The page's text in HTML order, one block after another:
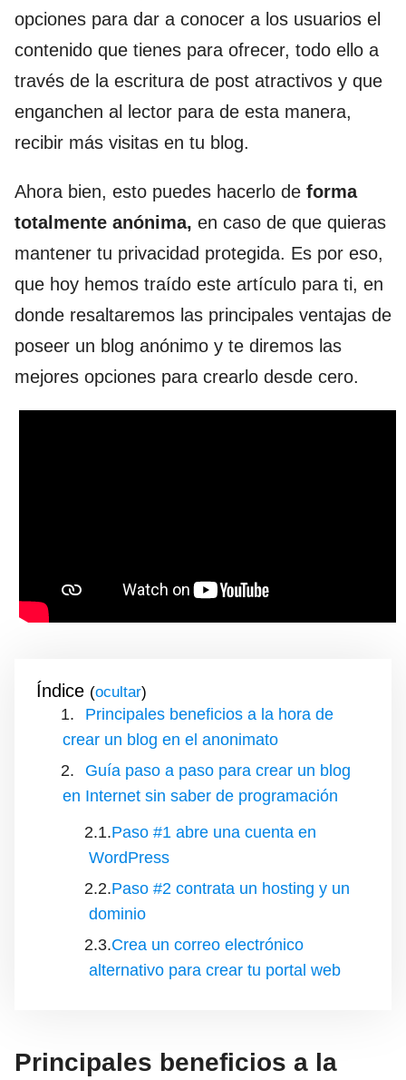
opciones para dar a conocer a los usuarios el
contenido que tienes para ofrecer, todo ello a
través de la escritura de post atractivos y que
enganchen al lector para de esta manera,
recibir más visitas en tu blog.
Ahora bien, esto puedes hacerlo de forma
totalmente anónima, en caso de que quieras
mantener tu privacidad protegida. Es por eso,
que hoy hemos traído este artículo para ti, en
donde resaltaremos las principales ventajas de
poseer un blog anónimo y te diremos las
mejores opciones para crearlo desde cero.
Índice ( )
Principales beneficios a la hora de
crear un blog en el anonimato
Guía paso a paso para crear un blog
en Internet sin saber de programación
Paso #1 abre una cuenta en
WordPress
Paso #2 contrata un hosting y un
dominio
Crea un correo electrónico
alternativo para crear tu portal web
Principales beneficios a la